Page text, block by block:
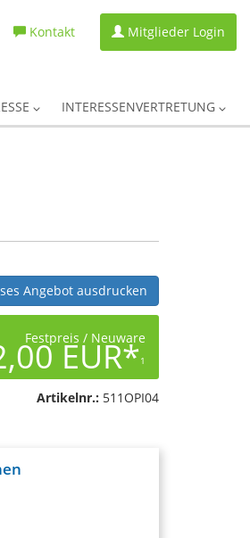
Kontakt Mitglieder Login
INTERESSENVERTRETUNG
Angebot ausdrucken
Festpreis / Neuware
EUR*1
Artikelnr.: 511OPI04